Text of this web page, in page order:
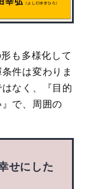
も多様化して
件は変わりま
なく、『目的
で、周囲の
せにした